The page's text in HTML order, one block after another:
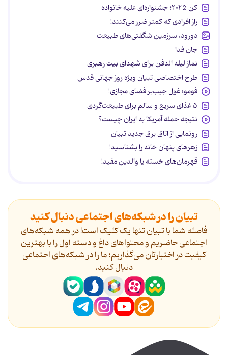
کن ۲۰۲۵؛ جشنواره‌ای علیه خانواده
راز افرادی که کمتر ضرر می‌کنند!
دورود، سرزمین شگفتی‌های طبیعت
جان فدا
نماز لیله الدفن برای شهدای بیت رهبری
طرح اختصاصی تبیان ویژه روز جهانی قدس
فومو؛ غول جیب‌بر فضای مجازی!
۵ غذای سریع و سالم برای طبیعت‌گردی
نتیجه حمله آمریکا به ایران چیست؟
رونمایی از اتاق برق جدید تبیان
زهرهای پنهان خانه را بشناسید!
قهرمان‌های خسته یا والدین مفید!
تبیان را در شبکه‌های اجتماعی دنبال کنید
فاصله شما با تبیان تنها یک کلیک است! در همه شبکه‌های
اجتماعی حاضریم و محتواهای داغ و دسته اول را با بهترین
کیفیت در اختیارتان می‌گذاریم؛ ما را در شبکه‌های اجتماعی
دنیال کنید.